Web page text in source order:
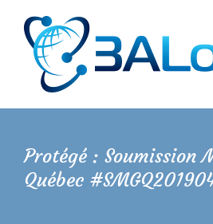
contenu
Protégé : Soumission
Québec